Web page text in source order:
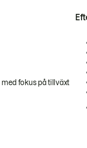
fokus på tillväxt